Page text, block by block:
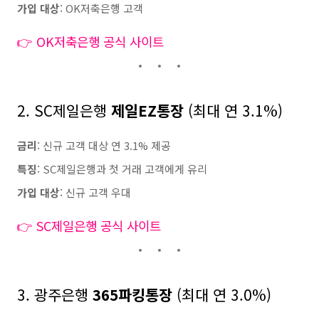
가입 대상: OK저축은행 고객
👉 OK저축은행 공식 사이트
2. SC제일은행 제일EZ통장 (최대 연 3.1%)
금리: 신규 고객 대상 연 3.1% 제공
특징: SC제일은행과 첫 거래 고객에게 유리
가입 대상: 신규 고객 우대
👉 SC제일은행 공식 사이트
3. 광주은행 365파킹통장 (최대 연 3.0%)